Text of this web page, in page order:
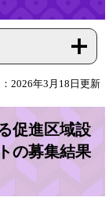
2026年3月18日更新
促進区域設
の募集結果